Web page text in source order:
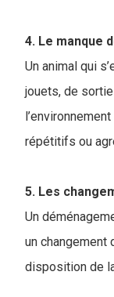
4. Le manque
Un animal qui
jouets, de
répétitifs ou
5. Les
Un
un changement
disposition de